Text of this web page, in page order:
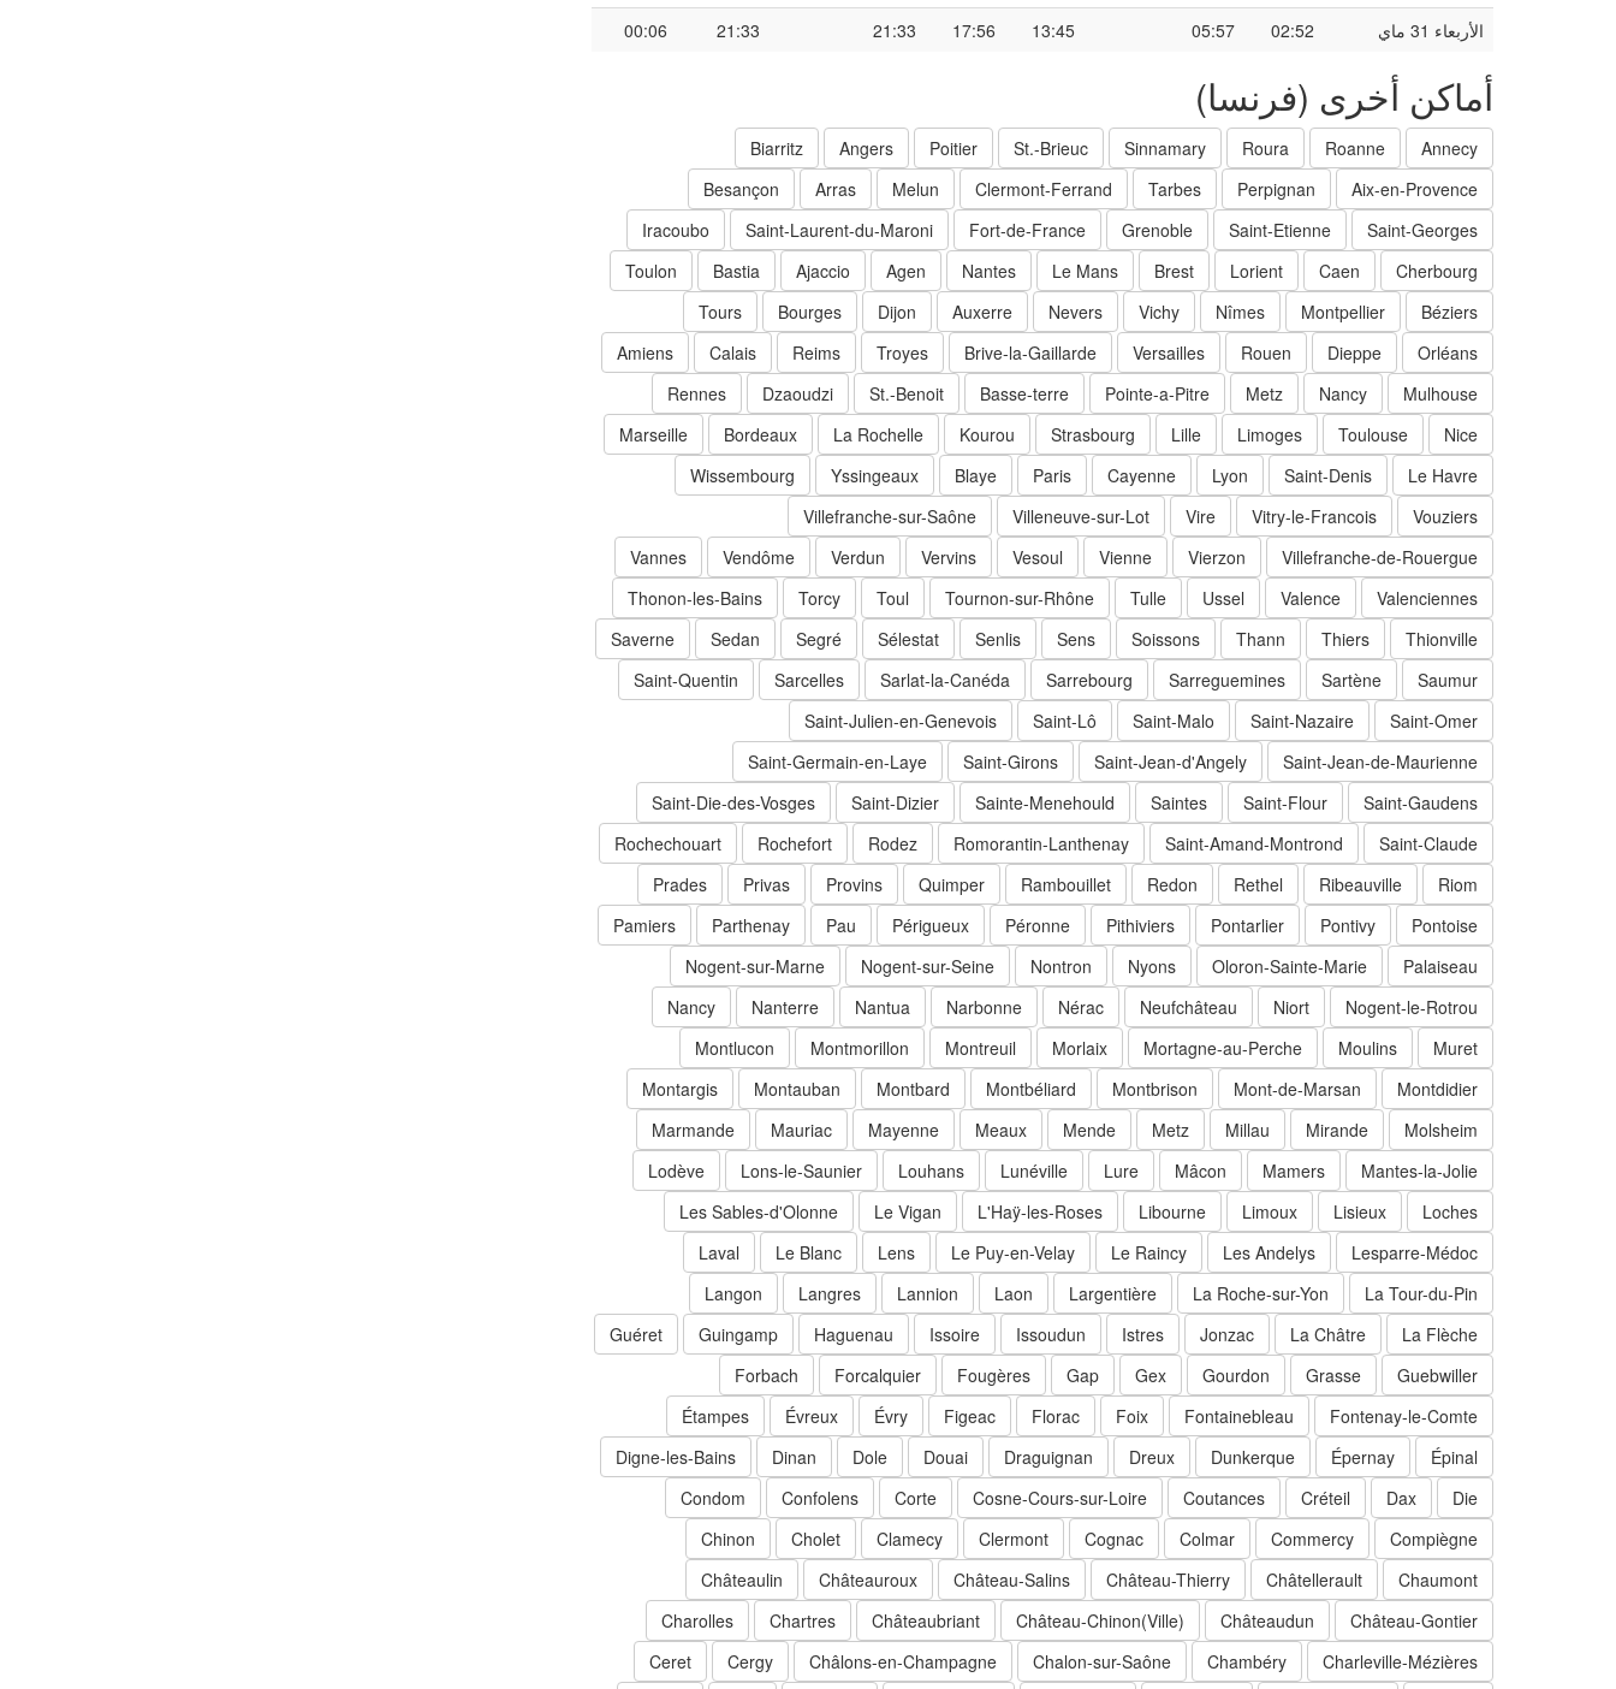
الأربعاء 31 ماي
02:52
05:57
13:45
17:56
21:33
21:33
00:06
أماكن أخرى (فرنسا)
Annecy
Roanne
Roura
Sinnamary
St.-Brieuc
Poitier
Angers
Biarritz
Aix-en-Provence
Perpignan
Tarbes
Clermont-Ferrand
Melun
Arras
Besançon
Saint-Georges
Saint-Etienne
Grenoble
Fort-de-France
Saint-Laurent-du-Maroni
Iracoubo
Cherbourg
Caen
Lorient
Brest
Le Mans
Nantes
Agen
Ajaccio
Bastia
Toulon
Béziers
Montpellier
Nîmes
Vichy
Nevers
Auxerre
Dijon
Bourges
Tours
Orléans
Dieppe
Rouen
Versailles
Brive-la-Gaillarde
Troyes
Reims
Calais
Amiens
Mulhouse
Nancy
Metz
Pointe-a-Pitre
Basse-terre
St.-Benoit
Dzaoudzi
Rennes
Nice
Toulouse
Limoges
Lille
Strasbourg
Kourou
La Rochelle
Bordeaux
Marseille
Le Havre
Saint-Denis
Lyon
Cayenne
Paris
Blaye
Yssingeaux
Wissembourg
Vouziers
Vitry-le-Francois
Vire
Villeneuve-sur-Lot
Villefranche-sur-Saône
Villefranche-de-Rouergue
Vierzon
Vienne
Vesoul
Vervins
Verdun
Vendôme
Vannes
Valenciennes
Valence
Ussel
Tulle
Tournon-sur-Rhône
Toul
Torcy
Thonon-les-Bains
Thionville
Thiers
Thann
Soissons
Sens
Senlis
Sélestat
Segré
Sedan
Saverne
Saumur
Sartène
Sarreguemines
Sarrebourg
Sarlat-la-Canéda
Sarcelles
Saint-Quentin
Saint-Omer
Saint-Nazaire
Saint-Malo
Saint-Lô
Saint-Julien-en-Genevois
Saint-Jean-de-Maurienne
Saint-Jean-d'Angely
Saint-Girons
Saint-Germain-en-Laye
Saint-Gaudens
Saint-Flour
Saintes
Sainte-Menehould
Saint-Dizier
Saint-Die-des-Vosges
Saint-Claude
Saint-Amand-Montrond
Romorantin-Lanthenay
Rodez
Rochefort
Rochechouart
Riom
Ribeauville
Rethel
Redon
Rambouillet
Quimper
Provins
Privas
Prades
Pontoise
Pontivy
Pontarlier
Pithiviers
Péronne
Périgueux
Pau
Parthenay
Pamiers
Palaiseau
Oloron-Sainte-Marie
Nyons
Nontron
Nogent-sur-Seine
Nogent-sur-Marne
Nogent-le-Rotrou
Niort
Neufchâteau
Nérac
Narbonne
Nantua
Nanterre
Nancy
Muret
Moulins
Mortagne-au-Perche
Morlaix
Montreuil
Montmorillon
Montlucon
Montdidier
Mont-de-Marsan
Montbrison
Montbéliard
Montbard
Montauban
Montargis
Molsheim
Mirande
Millau
Metz
Mende
Meaux
Mayenne
Mauriac
Marmande
Mantes-la-Jolie
Mamers
Mâcon
Lure
Lunéville
Louhans
Lons-le-Saunier
Lodève
Loches
Lisieux
Limoux
Libourne
L'Haÿ-les-Roses
Le Vigan
Les Sables-d'Olonne
Lesparre-Médoc
Les Andelys
Le Raincy
Le Puy-en-Velay
Lens
Le Blanc
Laval
La Tour-du-Pin
La Roche-sur-Yon
Largentière
Laon
Lannion
Langres
Langon
La Flèche
La Châtre
Jonzac
Istres
Issoudun
Issoire
Haguenau
Guingamp
Guéret
Guebwiller
Grasse
Gourdon
Gex
Gap
Fougères
Forcalquier
Forbach
Fontenay-le-Comte
Fontainebleau
Foix
Florac
Figeac
Évry
Évreux
Étampes
Épinal
Épernay
Dunkerque
Dreux
Draguignan
Douai
Dole
Dinan
Digne-les-Bains
Die
Dax
Créteil
Coutances
Cosne-Cours-sur-Loire
Corte
Confolens
Condom
Compiègne
Commercy
Colmar
Cognac
Clermont
Clamecy
Cholet
Chinon
Chaumont
Châtellerault
Château-Thierry
Château-Salins
Châteauroux
Châteaulin
Château-Gontier
Châteaudun
Château-Chinon(Ville)
Châteaubriant
Chartres
Charolles
Charleville-Mézières
Chambéry
Chalon-sur-Saône
Châlons-en-Champagne
Cergy
Ceret